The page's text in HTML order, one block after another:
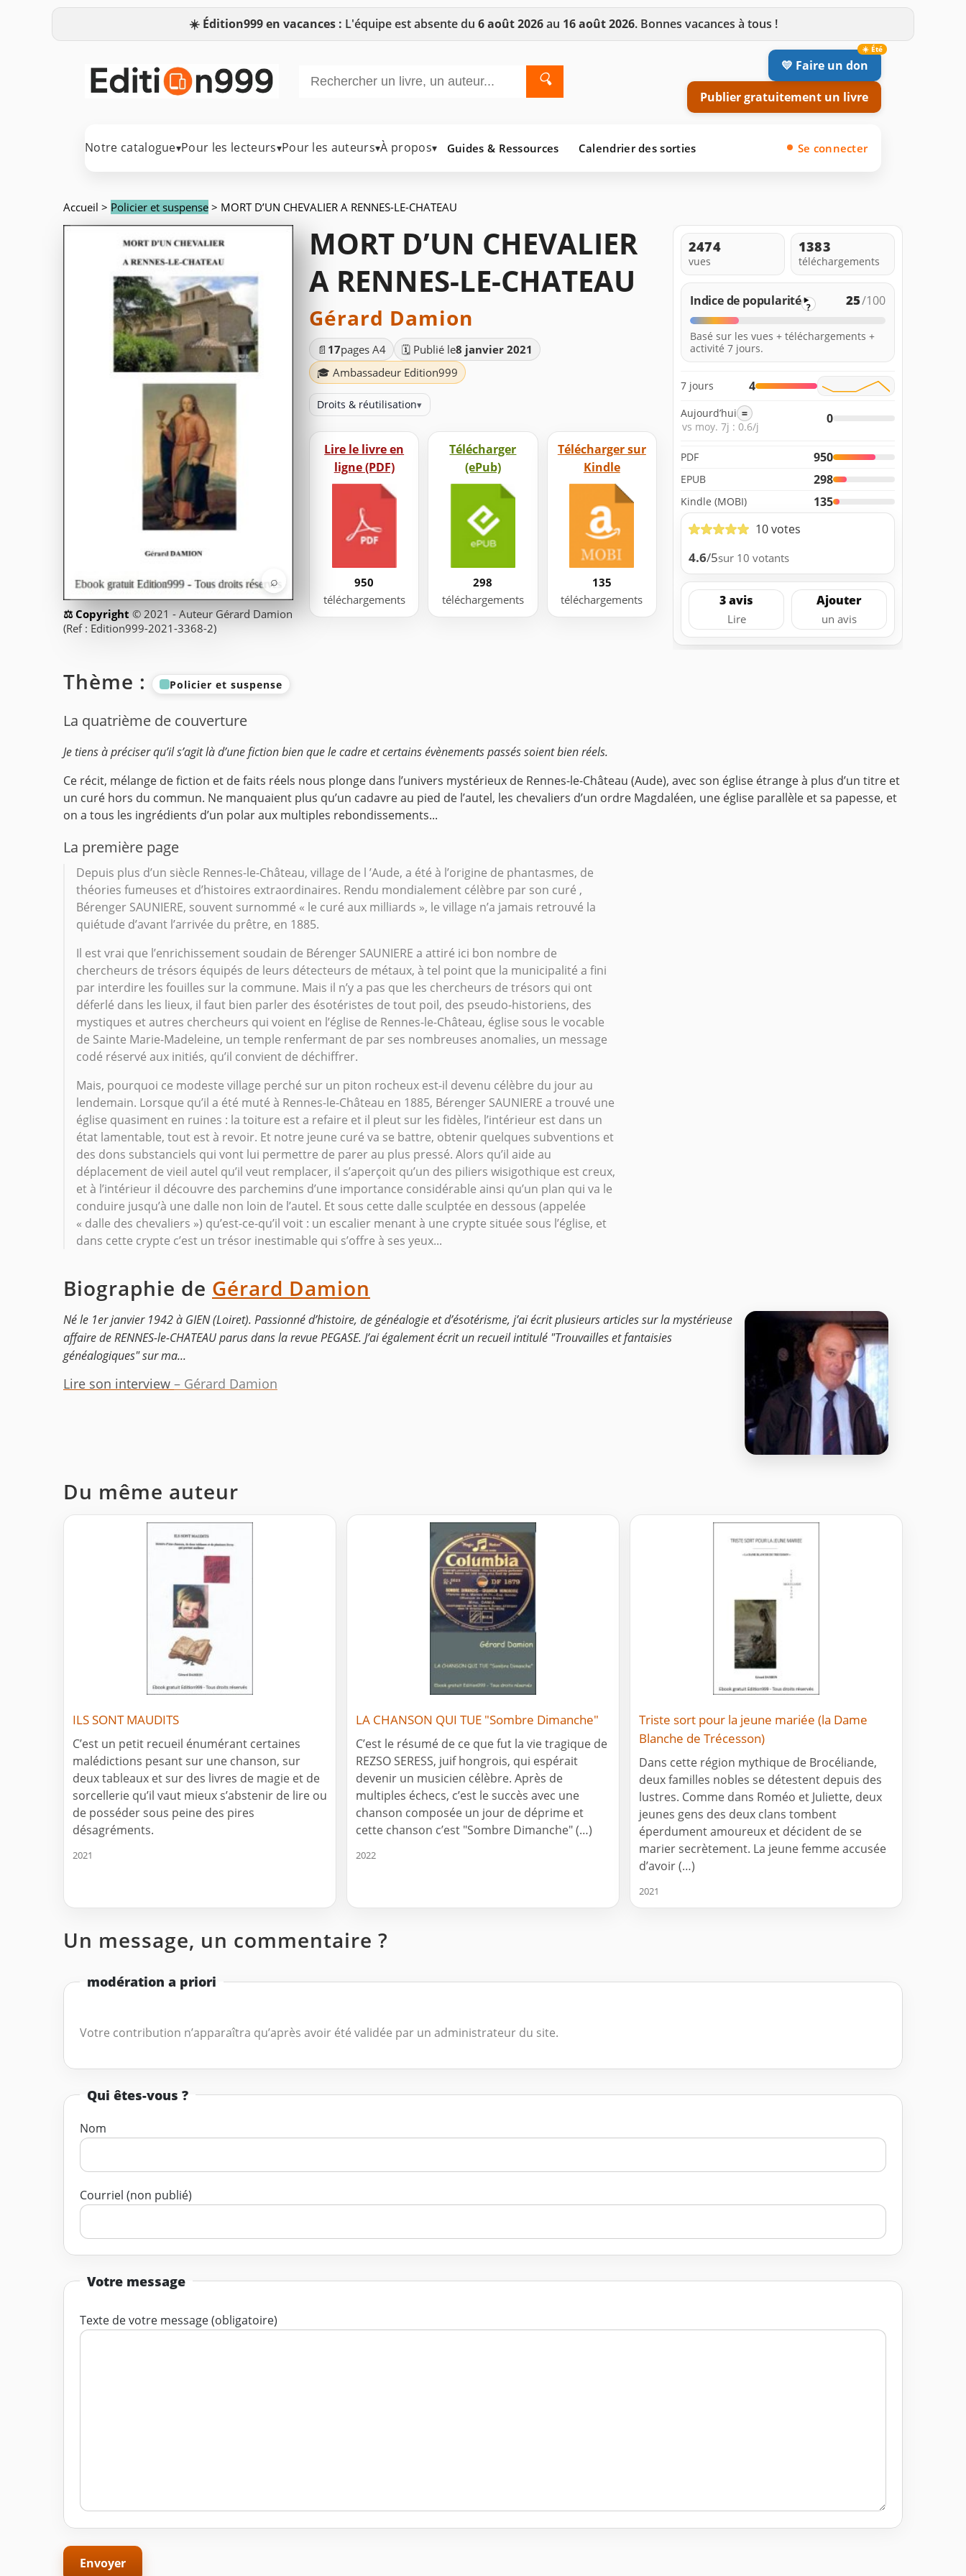
☀️ Édition999 en vacances : L'équipe est absente du 6 août 2026au 16 août 2026. Bonnes vacances à tous !
🔍
💛 Faire un don
Publier gratuitement un livre
Notre catalogue▾Pour les lecteurs▾Pour les auteurs▾À propos▾ Guides & Ressources Calendrier des sorties Se connecter
Accueil > Policier et suspense > MORT D’UN CHEVALIER A RENNES-LE-CHATEAU
⌕
© 2021 - Auteur Gérard Damion
(Ref : Edition999-2021-3368-2)
MORT D’UN CHEVALIER
A RENNES-LE-CHATEAU
Gérard Damion
📄 17pages A4 🗓️ Publié le8 janvier 2021
🎓 Ambassadeur Edition999
Droits & réutilisation▾
Lire le livre en
ligne (PDF)
950
téléchargements
Télécharger
(ePub)
298
téléchargements
Télécharger sur
Kindle
135
téléchargements
2474
vues
1383
téléchargements
Indice de popularité ? 25/100
Basé sur les vues + téléchargements +
activité 7 jours.
7 jours 4
Aujourd’hui =
vs moy. 7j : 0.6/j
0
PDF 950
EPUB 298
Kindle (MOBI)
135
10 votes
4.6/5sur 10 votants
3 avis
Lire
Ajouter
un avis
Thème : Policier et suspense
La quatrième de couverture
Je tiens à préciser qu’il s’agit là d’une fiction bien que le cadre et certains évènements passés soient bien réels.
Ce récit, mélange de fiction et de faits réels nous plonge dans l’univers mystérieux de Rennes-le-Château (Aude), avec son église étrange à plus d’un titre et
un curé hors du commun. Ne manquaient plus qu’un cadavre au pied de l’autel, les chevaliers d’un ordre Magdaléen, une église parallèle et sa papesse, et
on a tous les ingrédients d’un polar aux multiples rebondissements...
La première page
Depuis plus d’un siècle Rennes-le-Château, village de l ’Aude, a été à l’origine de phantasmes, de
théories fumeuses et d’histoires extraordinaires. Rendu mondialement célèbre par son curé ,
Bérenger SAUNIERE, souvent surnommé « le curé aux milliards », le village n’a jamais retrouvé la
quiétude d’avant l’arrivée du prêtre, en 1885.
Il est vrai que l’enrichissement soudain de Bérenger SAUNIERE a attiré ici bon nombre de
chercheurs de trésors équipés de leurs détecteurs de métaux, à tel point que la municipalité a fini
par interdire les fouilles sur la commune. Mais il n’y a pas que les chercheurs de trésors qui ont
déferlé dans les lieux, il faut bien parler des ésotéristes de tout poil, des pseudo-historiens, des
mystiques et autres chercheurs qui voient en l’église de Rennes-le-Château, église sous le vocable
de Sainte Marie-Madeleine, un temple renfermant de par ses nombreuses anomalies, un message
codé réservé aux initiés, qu’il convient de déchiffrer.
Mais, pourquoi ce modeste village perché sur un piton rocheux est-il devenu célèbre du jour au
lendemain. Lorsque qu’il a été muté à Rennes-le-Château en 1885, Bérenger SAUNIERE a trouvé une
église quasiment en ruines : la toiture est a refaire et il pleut sur les fidèles, l’intérieur est dans un
état lamentable, tout est à revoir. Et notre jeune curé va se battre, obtenir quelques subventions et
des dons substanciels qui vont lui permettre de parer au plus pressé. Alors qu’il aide au
déplacement de vieil autel qu’il veut remplacer, il s’aperçoit qu’un des piliers wisigothique est creux,
et à l’intérieur il découvre des parchemins d’une importance considérable ainsi qu’un plan qui va le
conduire jusqu’à une dalle non loin de l’autel. Et sous cette dalle sculptée en dessous (appelée
« dalle des chevaliers ») qu’est-ce-qu’il voit : un escalier menant à une crypte située sous l’église, et
dans cette crypte c’est un trésor inestimable qui s’offre à ses yeux...
Biographie de Gérard Damion
Né le 1er janvier 1942 à GIEN (Loiret). Passionné d’histoire, de généalogie et d’ésotérisme, j’ai écrit plusieurs articles sur la mystérieuse
affaire de RENNES-le-CHATEAU parus dans la revue PEGASE. J’ai également écrit un recueil intitulé "Trouvailles et fantaisies
généalogiques" sur ma...
Lire son interview – Gérard Damion
Du même auteur
ILS SONT MAUDITS
C’est un petit recueil énumérant certaines
malédictions pesant sur une chanson, sur
deux tableaux et sur des livres de magie et de
sorcellerie qu’il vaut mieux s’abstenir de lire ou
de posséder sous peine des pires
désagréments.
2021
LA CHANSON QUI TUE "Sombre Dimanche"
C’est le résumé de ce que fut la vie tragique de
REZSO SERESS, juif hongrois, qui espérait
devenir un musicien célèbre. Après de
multiples échecs, c’est le succès avec une
chanson composée un jour de déprime et
cette chanson c’est "Sombre Dimanche" (…)
2022
Triste sort pour la jeune mariée (la Dame
Blanche de Trécesson)
Dans cette région mythique de Brocéliande,
deux familles nobles se détestent depuis des
lustres. Comme dans Roméo et Juliette, deux
jeunes gens des deux clans tombent
éperdument amoureux et décident de se
marier secrètement. La jeune femme accusée
d’avoir (…)
2021
Un message, un commentaire ?
modération a priori
Votre contribution n’apparaîtra qu’après avoir été validée par un administrateur du site.
Qui êtes-vous ?
Nom
Courriel (non publié)
Votre message
Texte de votre message (obligatoire)